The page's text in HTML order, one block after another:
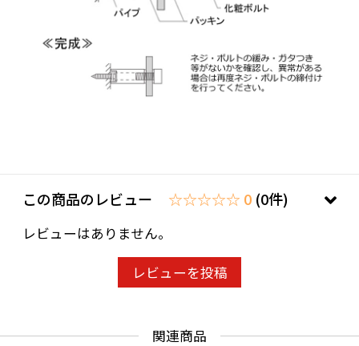
この商品のレビュー ☆☆☆☆☆ 0 (0件)
レビューはありません。
レビューを投稿
関連商品